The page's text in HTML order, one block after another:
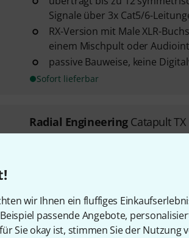
wir Ihnen ein fluffiges
passende Angebote,
Sie okay ist, stimmen Sie der Nutzung
Signale über 3x Cat5/6-
RX-Version mit Male XLR-
einem Mischpult oder
passive Bauweise, keine
Sofort lieferbar
Radial Engineering Catapult TX
Signalquellen
passive Bauweise, keine
Sofort lieferbar